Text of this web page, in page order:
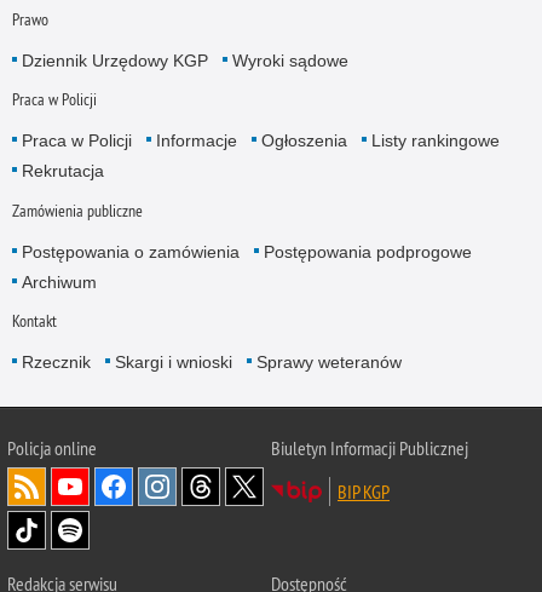
Prawo
Dziennik Urzędowy KGP Wyroki sądowe
Praca w Policji
Praca w Policji Informacje Ogłoszenia
Listy rankingowe
Rekrutacja
Zamówienia publiczne
Postępowania o zamówienia
Postępowania podprogowe
Archiwum
Kontakt
Rzecznik Skargi i wnioski Sprawy weteranów
Policjaonline
Biuletyn Informacji Publicznej
BIP KGP
Redakcja serwisu Dostępność